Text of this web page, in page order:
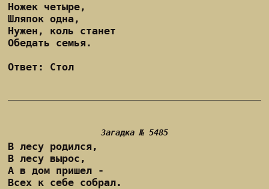
Ножек четыре,
Шляпок одна,
Нужен, коль станет
Обедать семья.
Ответ: Стол
Загадка № 5485
В лесу родился,
В лесу вырос,
А в дом пришел -
Всех к себе собрал.